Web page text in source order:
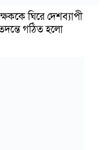
ঘিরে দেশব্যাপী
গঠিত হলো